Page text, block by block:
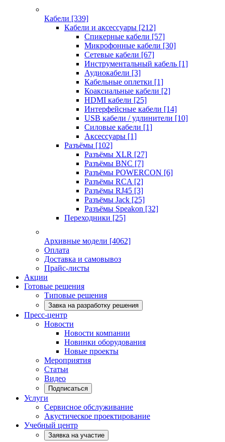
Кабели [339]
Кабели и аксессуары [212]
Спикерные кабели [57]
Микрофонные кабели [30]
Сетевые кабели [67]
Инструментальный кабель [1]
Аудиокабели [3]
Кабельные оплетки [1]
Коаксиальные кабели [2]
HDMI кабели [25]
Интерфейсные кабели [14]
USB кабели / удлинители [10]
Силовые кабели [1]
Аксессуары [1]
Разъёмы [102]
Разъёмы XLR [27]
Разъёмы BNC [7]
Разъёмы POWERCON [6]
Разъёмы RCA [2]
Разъёмы RJ45 [3]
Разъёмы Jack [25]
Разъёмы Speakon [32]
Переходники [25]
Архивные модели [4062]
Оплата
Доставка и самовывоз
Прайс-листы
Акции
Готовые решения
Типовые решения
Завка на разработку решения
Пресс-центр
Новости
Новости компании
Новинки оборудования
Новые проекты
Мероприятия
Статьи
Видео
Подписаться
Услуги
Сервисное обслуживание
Акустическое проектирование
Учебный центр
Заявка на участие